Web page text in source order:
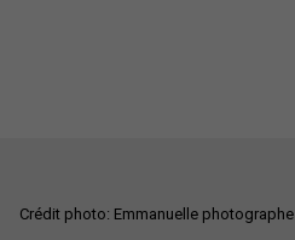
Crédit photo: Emmanuelle photographe